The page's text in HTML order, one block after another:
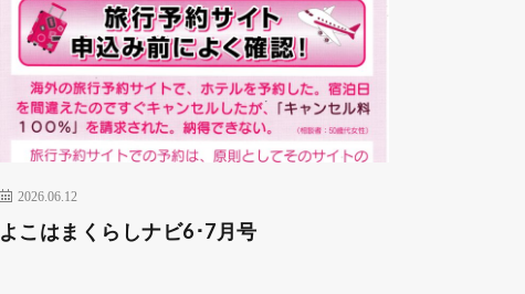
2026.06.12
よこはまくらしナビ6･7月号